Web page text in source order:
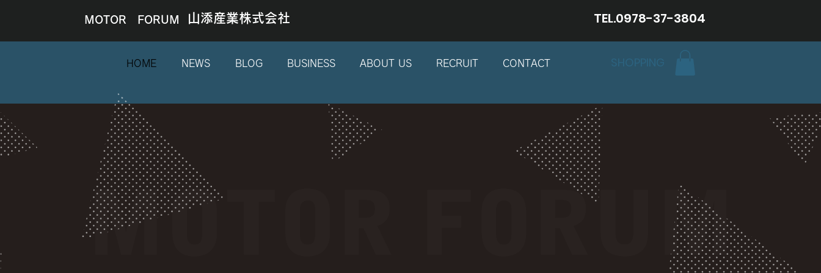
MOTOR FORUM 山添産業株式会社 TEL.0978-37-3804
HOME NEWS BLOG BUSINESS ABOUT US RECRUIT CONTACT SHOPPING